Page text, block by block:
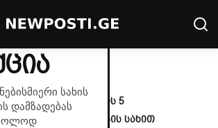
დღეს
სახის
დამზადებასმცდელობის 5
ღონისძიების სახით